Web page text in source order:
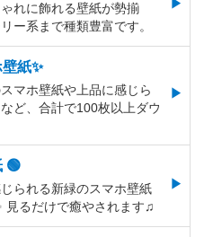
れに飾れる壁紙が勢揃
ー系まで種類豊富です。
紙✨
マホ壁紙や上品に感じら
ど、合計で100枚以上ダウ
🟢
られる新緑のスマホ壁紙
見るだけで癒やされます♫